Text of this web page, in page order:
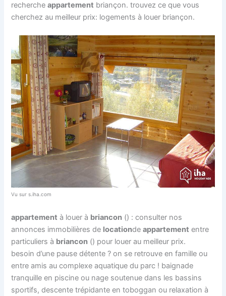
rechercheappartement briançon. trouvez ce que vous
cherchez au meilleur prix: logements à louer briançon.
Vu sur s.iha.com
appartement à louer à briancon () : consulter nos
annonces immobilières de locationdeappartement entre
particuliers à briancon () pour louer au meilleur prix.
besoin d’une pause détente ? on se retrouve en famille ou
entre amis au complexe aquatique du parc ! baignade
tranquille en piscine ou nage soutenue dans les bassins
sportifs, descente trépidante en toboggan ou relaxation à